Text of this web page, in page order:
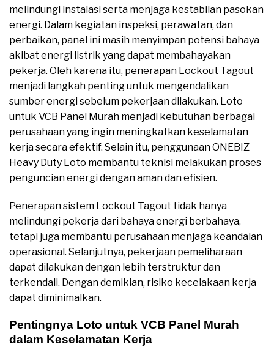
melindungi instalasi serta menjaga kestabilan pasokan
energi. Dalam kegiatan inspeksi, perawatan, dan
perbaikan, panel ini masih menyimpan potensi bahaya
akibat energi listrik yang dapat membahayakan
pekerja. Oleh karena itu, penerapan Lockout Tagout
menjadi langkah penting untuk mengendalikan
sumber energi sebelum pekerjaan dilakukan. Loto
untuk VCB Panel Murah menjadi kebutuhan berbagai
perusahaan yang ingin meningkatkan keselamatan
kerja secara efektif. Selain itu, penggunaan ONEBIZ
Heavy Duty Loto membantu teknisi melakukan proses
penguncian energi dengan aman dan efisien.
Penerapan sistem Lockout Tagout tidak hanya
melindungi pekerja dari bahaya energi berbahaya,
tetapi juga membantu perusahaan menjaga keandalan
operasional. Selanjutnya, pekerjaan pemeliharaan
dapat dilakukan dengan lebih terstruktur dan
terkendali. Dengan demikian, risiko kecelakaan kerja
dapat diminimalkan.
Pentingnya Loto untuk VCB Panel Murah
dalam Keselamatan Kerja